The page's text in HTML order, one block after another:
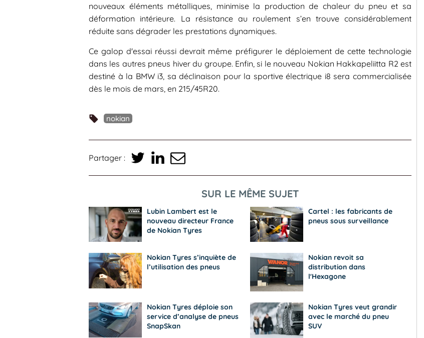
nouveaux éléments métalliques, minimise la production de chaleur du pneu et sa
déformation intérieure. La résistance au roulement s’en trouve considérablement
réduite sans dégrader les prestations dynamiques.
Ce galop d'essai réussi devrait même préfigurer le déploiement de cette technologie
dans les autres pneus hiver du groupe. Enfin, si le nouveau Nokian Hakkapeliitta R2 est
destiné à la BMW i3, sa déclinaison pour la sportive électrique i8 sera commercialisée
dès le mois de mars, en 215/45R20.
nokian
Partager :
SUR LE MÊME SUJET
Lubin Lambert est le
nouveau directeur France
de Nokian Tyres
Cartel : les fabricants de
pneus sous surveillance
Nokian Tyres s’inquiète de
l’utilisation des pneus
Nokian revoit sa
distribution dans
l'Hexagone
Nokian Tyres déploie son
service d’analyse de pneus
SnapSkan
Nokian Tyres veut grandir
avec le marché du pneu
SUV